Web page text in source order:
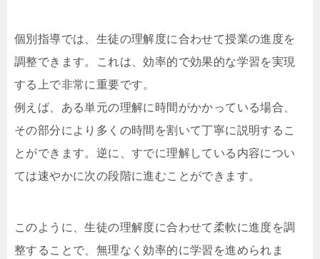
個別指導では、生徒の理解度に合わせて授業の進度を
調整できます。これは、効率的で効果的な学習を実現
する上で非常に重要です。
例えば、ある単元の理解に時間がかかっている場合、
その部分により多くの時間を割いて丁寧に説明するこ
とができます。逆に、すでに理解している内容につい
ては速やかに次の段階に進むことができます。
このように、生徒の理解度に合わせて柔軟に進度を調
整することで、無理なく効率的に学習を進められま